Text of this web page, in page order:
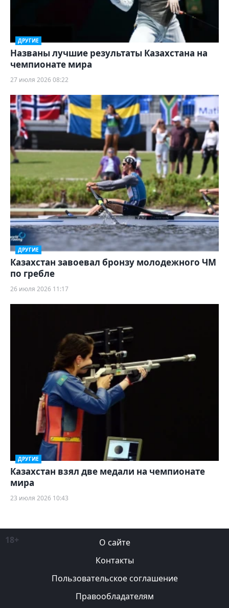
ДРУГИЕ
Названы лучшие результаты Казахстана на
чемпионате мира
27 июля 2026 08:22
ДРУГИЕ
Казахстан завоевал бронзу молодежного ЧМ
по гребле
26 июля 2026 11:17
ДРУГИЕ
Казахстан взял две медали на чемпионате
мира
23 июля 2026 10:43
18+
О сайте
Контакты
Пользовательское соглашение
Правообладателям